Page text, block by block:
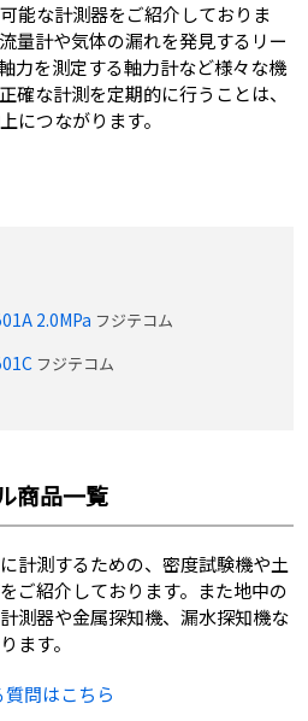
能な計測器をご紹介しておりま
量計や気体の漏れを発見するリー
力を測定する軸力計など様々な機
確な計測を定期的に行うことは、
につながります。
2.0MPa フジテコム
フジテコム
商品一覧
計測するための、密度試験機や土
ご紹介しております。また地中の
測器や金属探知機、漏水探知機な
ます。
問はこちら